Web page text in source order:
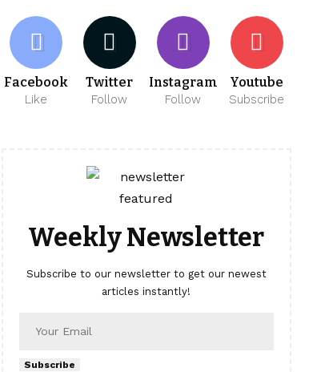
Facebook
Like
Twitter
Follow
Instagram
Follow
Youtube
Subscribe
Weekly Newsletter
Subscribe to our newsletter to get our newest
articles instantly!
Subscribe